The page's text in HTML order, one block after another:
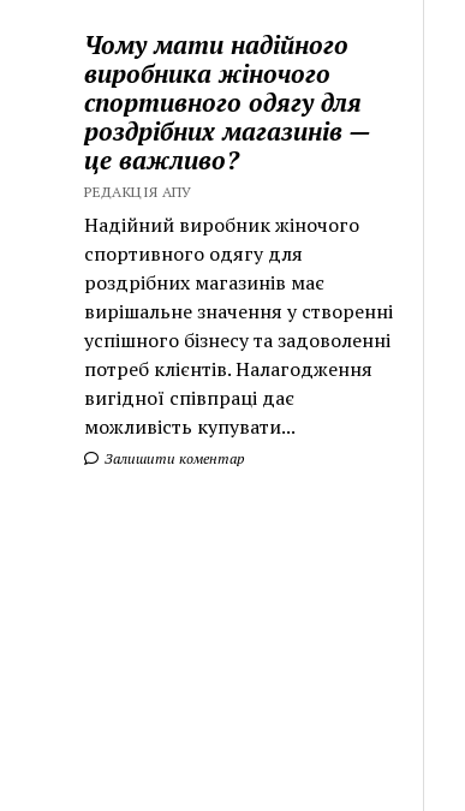
Чому мати надійного
виробника жіночого
спортивного одягу для
роздрібних магазинів —
це важливо?
РЕДАКЦІЯ АПУ
Надійний виробник жіночого
спортивного одягу для
роздрібних магазинів має
вирішальне значення у створенні
успішного бізнесу та задоволенні
потреб клієнтів. Налагодження
вигідної співпраці дає
можливість купувати...
Залишити коментар